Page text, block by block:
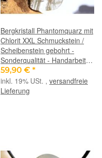
Bergkristall Phantomquarz mit
Chlorit XXL Schmuckstein /
Scheibenstein gebohrt -
Sonderqualität - Handarbeit -
ca. 4,9 cm x 2,5 cm x 0,9 cm
59,90 € *
inkl. 19% USt. , versandfreie
Lieferung